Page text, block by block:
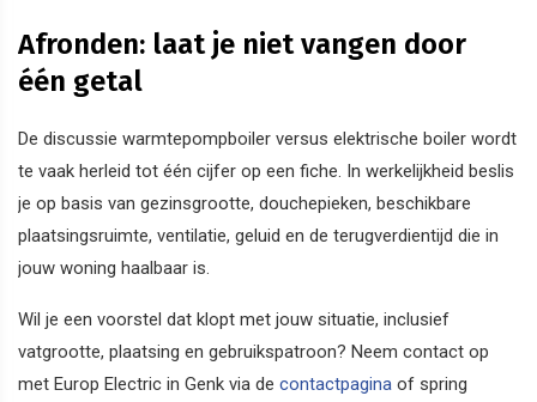
Afronden: laat je niet vangen door
één getal
De discussie warmtepompboiler versus elektrische boiler wordt
te vaak herleid tot één cijfer op een fiche. In werkelijkheid beslis
je op basis van gezinsgrootte, douchepieken, beschikbare
plaatsingsruimte, ventilatie, geluid en de terugverdientijd die in
jouw woning haalbaar is.
Wil je een voorstel dat klopt met jouw situatie, inclusief
vatgrootte, plaatsing en gebruikspatroon? Neem contact op
met Europ Electric in Genk via de contactpagina of spring